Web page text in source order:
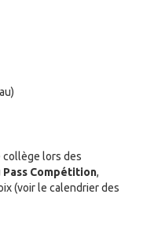
lors des
Pass Compétition,
(voir le calendrier des